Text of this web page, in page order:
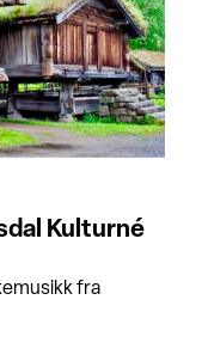
Kulturné
fra